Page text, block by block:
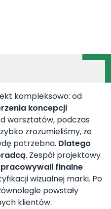
kompleksowo: od
koncepcji
warsztatów, podczas
zrozumieliśmy, że
potrzebna. Dlatego
. Zespół projektowy
finalne
wizualnej marki. Po
powstały
klientów.